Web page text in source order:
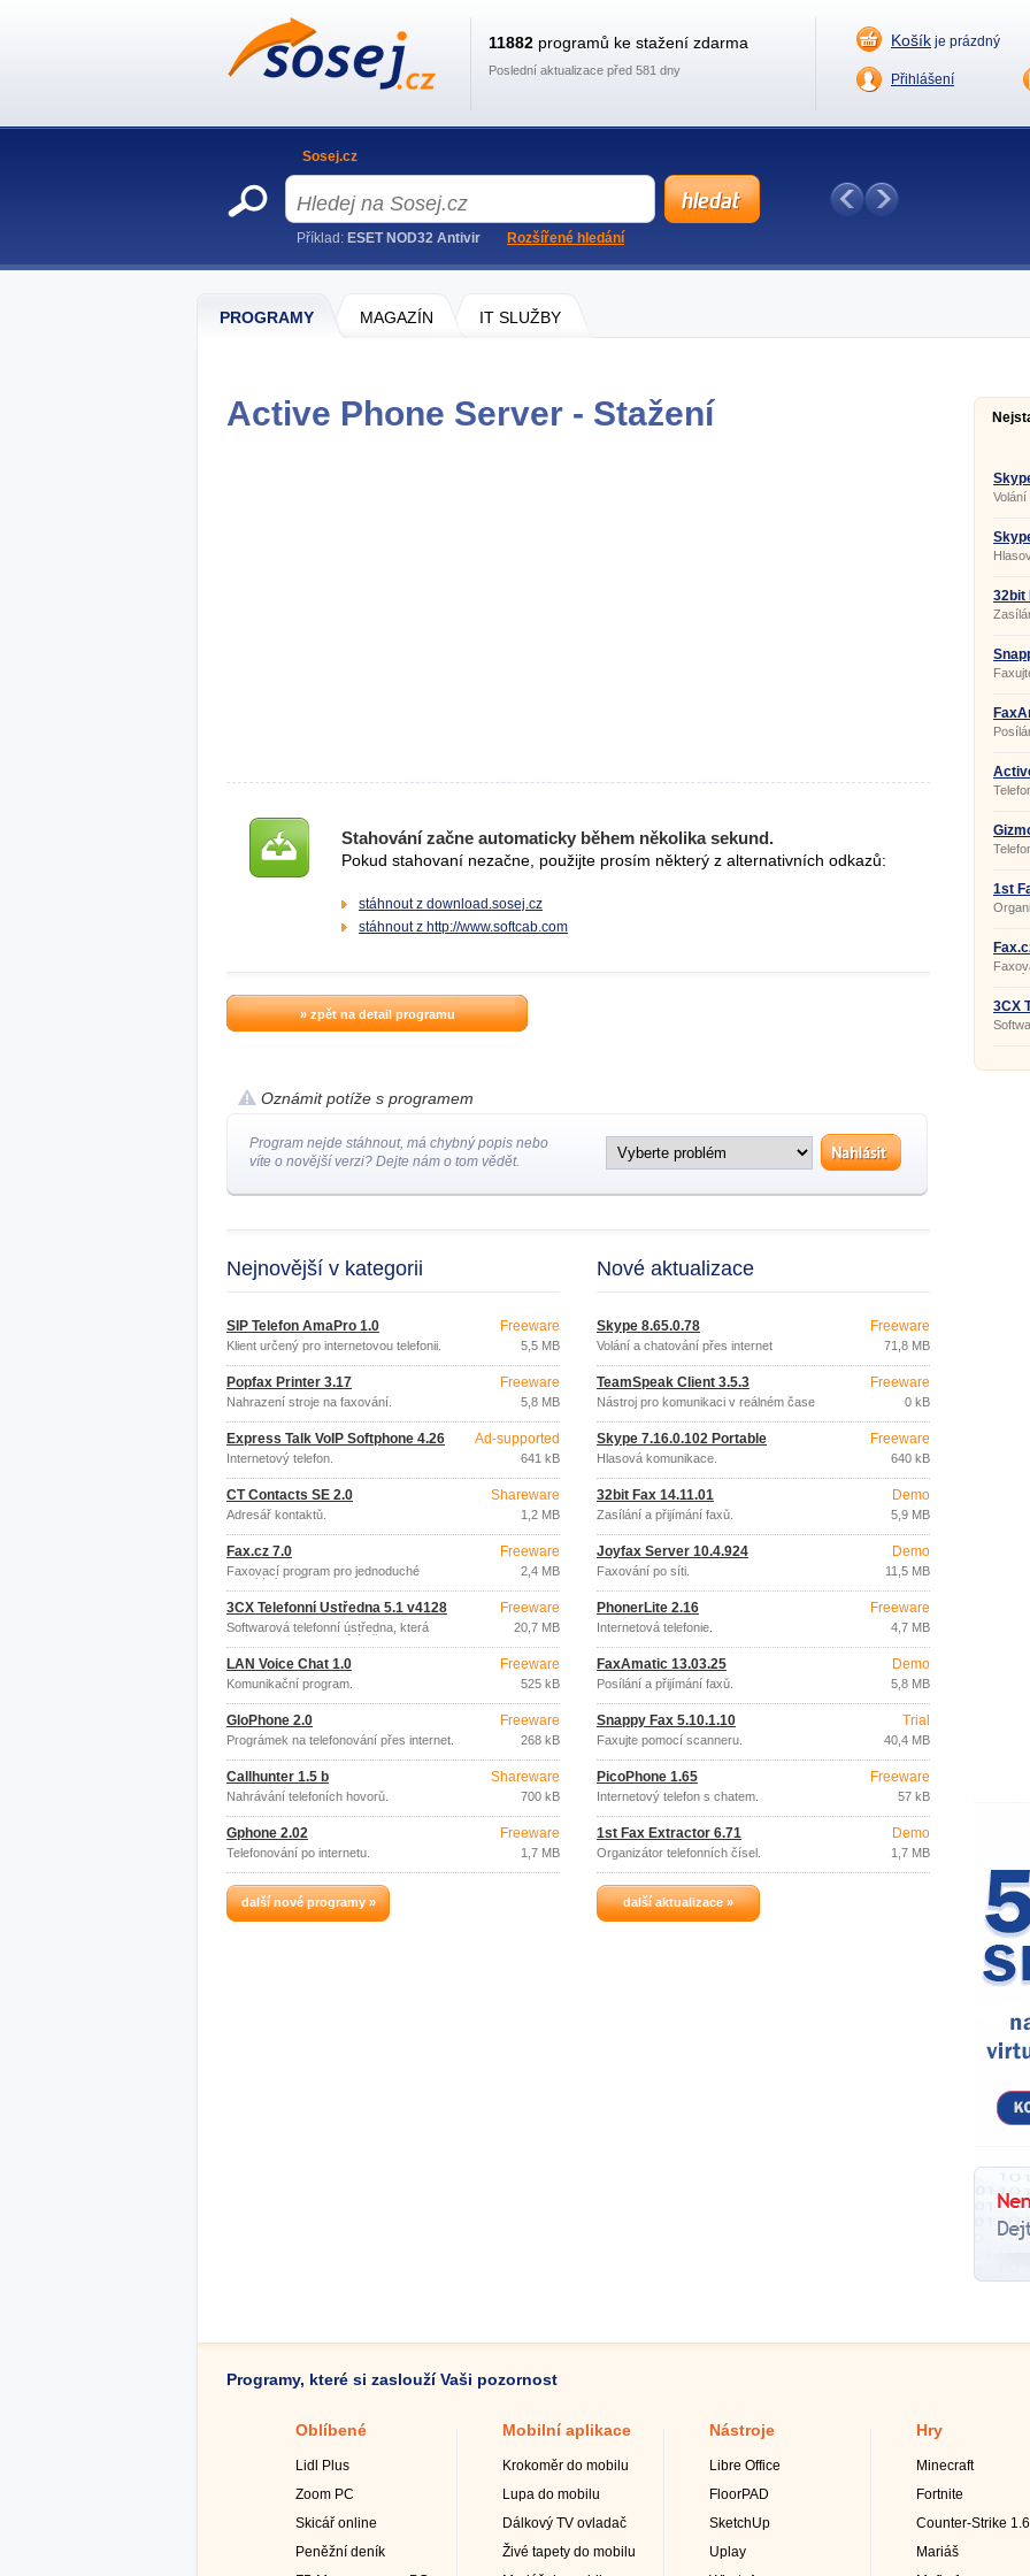
PROGRAMY MAGAZÍN IT SLUŽBY
Active Phone Server - Stažení
Stahování začne automaticky během několika sekund.
Pokud stahovaní nezačne, použijte prosím některý z alternativních odkazů:
stáhnout z download.sosej.cz
stáhnout z http://www.softcab.com
» zpět na detail programu
Oznámit potíže s programem
Program nejde stáhnout, má chybný popis nebo
víte o novější verzi? Dejte nám o tom vědět.
Nejnovější v kategorii
SIP Telefon AmaPro 1.0
Klient určený pro internetovou telefonii.
Freeware
5,5 MB
Popfax Printer 3.17
Nahrazení stroje na faxování.
Freeware
5,8 MB
Express Talk VoIP Softphone 4.26
Internetový telefon.
Ad-supported
641 kB
CT Contacts SE 2.0
Adresář kontaktů.
Shareware
1,2 MB
Fax.cz 7.0
Faxovací program pro jednoduché
odesílání faxů z PC.
Freeware
2,4 MB
3CX Telefonní Ústředna 5.1 v4128
Softwarová telefonní ústředna, která
nahrazuje hardwarové ústředny.
Freeware
20,7 MB
LAN Voice Chat 1.0
Komunikační program.
Freeware
525 kB
GloPhone 2.0
Prográmek na telefonování přes internet.
Freeware
268 kB
Callhunter 1.5 b
Nahrávání telefoních hovorů.
Shareware
700 kB
Gphone 2.02
Telefonování po internetu.
Freeware
1,7 MB
další nové programy »
Nové aktualizace
Skype 8.65.0.78
Volání a chatování přes internet
Freeware
71,8 MB
TeamSpeak Client 3.5.3
Nástroj pro komunikaci v reálném čase
Freeware
0 kB
Skype 7.16.0.102 Portable
Hlasová komunikace.
Freeware
640 kB
32bit Fax 14.11.01
Zasílání a přijímání faxů.
Demo
5,9 MB
Joyfax Server 10.4.924
Faxování po síti.
Demo
11,5 MB
PhonerLite 2.16
Internetová telefonie.
Freeware
4,7 MB
FaxAmatic 13.03.25
Posílání a přijímání faxů.
Demo
5,8 MB
Snappy Fax 5.10.1.10
Faxujte pomocí scanneru.
Trial
40,4 MB
PicoPhone 1.65
Internetový telefon s chatem.
Freeware
57 kB
1st Fax Extractor 6.71
Organizátor telefonních čísel.
Demo
1,7 MB
další aktualizace »
32bit
1st
3CX
Programy, které si zaslouží Vaši pozornost
Oblíbené
Lidl Plus
Zoom PC
Skicář online
Peněžní deník
Mobilní aplikace
Krokoměr do mobilu
Lupa do mobilu
Dálkový TV ovladač
Živé tapety do mobilu
Nástroje
Libre Office
FloorPAD
SketchUp
Uplay
Hry
Minecraft
Fortnite
Counter-Strike 1.6
Mariáš
11882 programů ke stažení zdarma
Poslední aktualizace před 581 dny
Košík je prázdný
Přihlášení
Sosej.cz
Příklad: ESET NOD32 Antivir Rozšířené hledání